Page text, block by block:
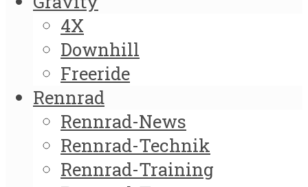
4X
Downhill
Freeride
Rennrad
Rennrad-News
Rennrad-Technik
Rennrad-Training